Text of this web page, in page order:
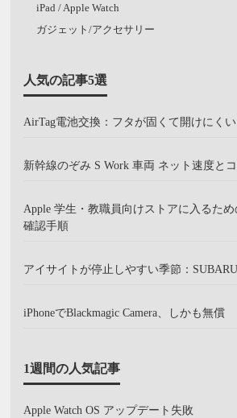
iPad / Apple Watch
ガジェット/アクセサリー
人気の記事5選
AirTag電池交換：フタが固くて開けにくい
新幹線のぞみ S Work 車両 ネット速度と
Apple 学生・教職員向けストアに入るた
確認手順
アイサイトが停止しやすい季節：
iPhoneでBlackmagic Camera、しかも無償
1週間の人気記事
Apple Watch OS アップデート失敗